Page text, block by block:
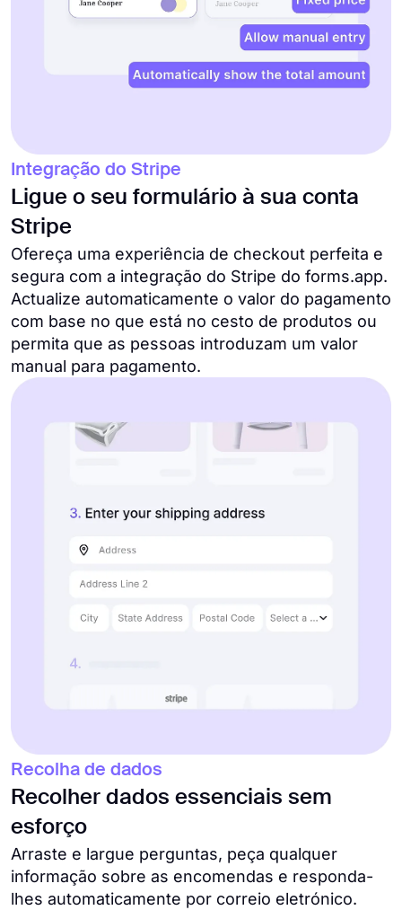
Ligue o seu formulário à sua conta
Stripe
Integração do Stripe
Ofereça uma experiência de checkout perfeita e
segura com a integração do Stripe do forms.app.
Actualize automaticamente o valor do pagamento
com base no que está no cesto de produtos ou
permita que as pessoas introduzam um valor
manual para pagamento.
Recolher dados essenciais sem
esforço
Recolha de dados
Arraste e largue perguntas, peça qualquer
informação sobre as encomendas e responda-
lhes automaticamente por correio eletrónico.